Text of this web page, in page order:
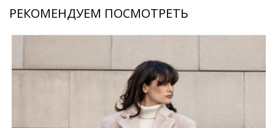
РЕКОМЕНДУЕМ ПОСМОТРЕТЬ